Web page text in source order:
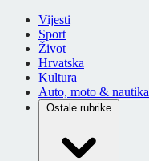
Vijesti
Sport
Život
Hrvatska
Kultura
Auto, moto & nautika
Ostale rubrike